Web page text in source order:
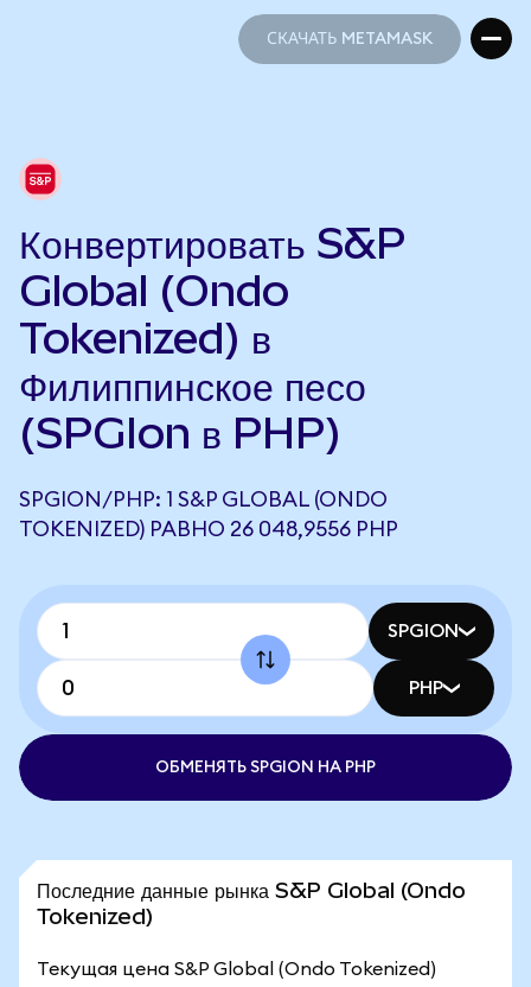
СКАЧАТЬ METAMASK
Конвертировать S&P
Global (Ondo
Tokenized) в
Филиппинское песо
(SPGIon в PHP)
SPGION/PHP: 1 S&P GLOBAL (ONDO
TOKENIZED) РАВНО 26 048,9556 PHP
SPGION
PHP
ОБМЕНЯТЬ SPGION НА PHP
Последние данные рынка S&P Global (Ondo
Tokenized)
Текущая цена S&P Global (Ondo Tokenized)